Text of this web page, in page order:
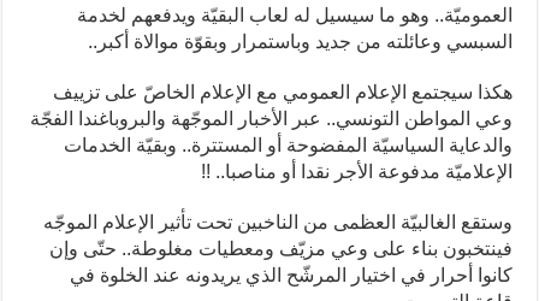
العموميّة.. وهو ما سيسيل له لعاب البقيّة ويدفعهم لخدمة
السبسي وعائلته من جديد وباستمرار وبقوّة موالاة أكبر..
هكذا سيجتمع الإعلام العمومي مع الإعلام الخاصّ على تزييف
وعي المواطن التونسي.. عبر الأخبار الموجّهة والبروباغندا الفجّة
والدعاية السياسيّة المفضوحة أو المستترة.. وبقيّة الخدمات
الإعلاميّة مدفوعة الأجر نقدا أو مناصبا.. !!
وستقع الغالبيّة العظمى من الناخبين تحت تأثير الإعلام الموجّه
فينتخبون بناء على وعي مزيّف ومعطيات مغلوطة.. حتّى وإن
كانوا أحرار في اختيار المرشّح الذي يريدونه عند الخلوة في